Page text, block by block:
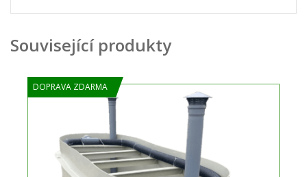
Související produkty
DOPRAVA ZDARMA